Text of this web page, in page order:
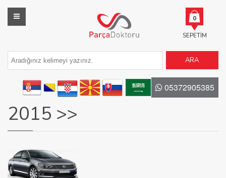
SEPETIM
0
ARA
05372905385
2015 >>